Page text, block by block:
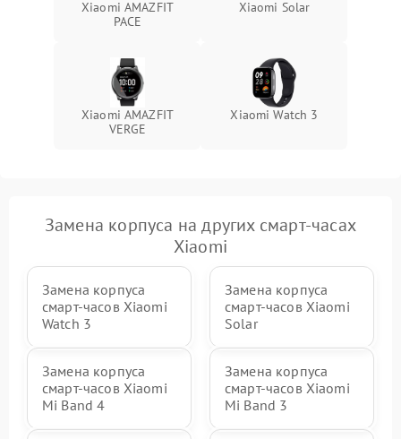
Xiaomi AMAZFIT
PACE
Xiaomi Solar
Xiaomi AMAZFIT
VERGE
Xiaomi Watch 3
Замена корпуса на других смарт-часах
Xiaomi
Замена корпуса
смарт-часов Xiaomi
Watch 3
Замена корпуса
смарт-часов Xiaomi
Solar
Замена корпуса
смарт-часов Xiaomi
Mi Band 4
Замена корпуса
смарт-часов Xiaomi
Mi Band 3